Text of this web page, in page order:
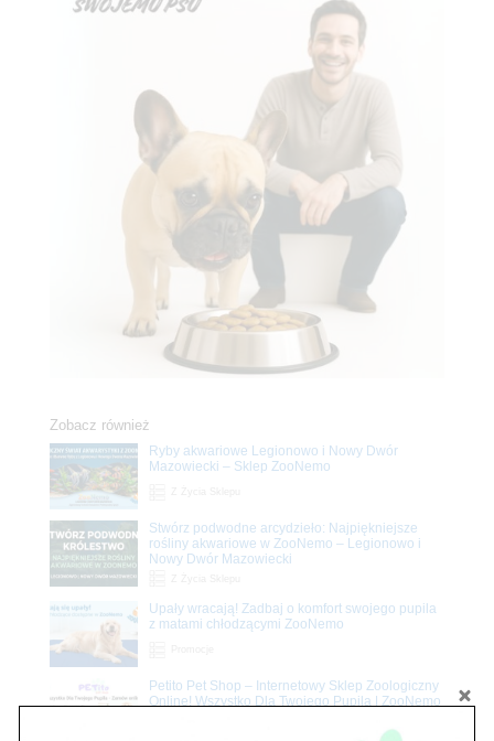
Zobacz również
Ryby akwariowe Legionowo i Nowy Dwór
Mazowiecki – Sklep ZooNemo
Stwórz podwodne arcydzieło: Najpiękniejsze
rośliny akwariowe w ZooNemo – Legionowo i
Nowy Dwór Mazowiecki
Upały wracają! Zadbaj o komfort swojego pupila
z matami chłodzącymi ZooNemo
Petito Pet Shop – Internetowy Sklep Zoologiczny
Online! Wszystko Dla Twojego Pupila | ZooNemo